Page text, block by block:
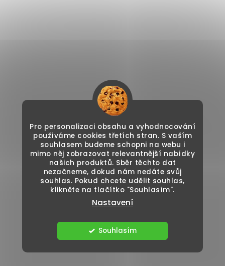
Pro personalizaci obsahu a vyhodnocování
používáme cookies třetích stran. S vaším
souhlasem budeme schopni na webu i
mimo něj zobrazovat relevantnější nabídky
našich produktů. Sběr těchto dat
nezačneme, dokud nám nedáte svůj
souhlas. Pokud chcete udělit souhlas,
klikněte na tlačítko "Souhlasím".
Nastavení
Souhlasím